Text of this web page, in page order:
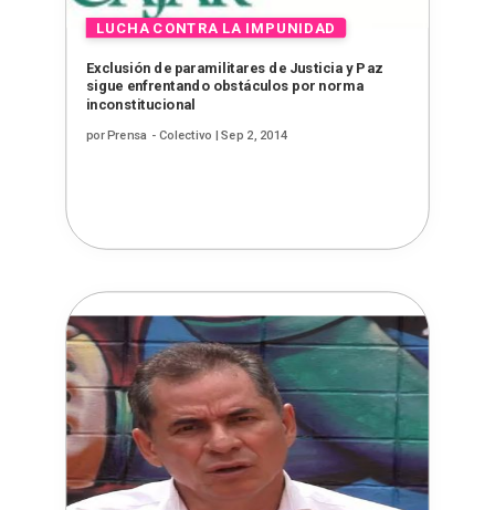
Exclusión de paramilitares de Justicia y Paz
sigue enfrentando obstáculos por norma
inconstitucional
porPrensa - Colectivo | Sep 2, 2014